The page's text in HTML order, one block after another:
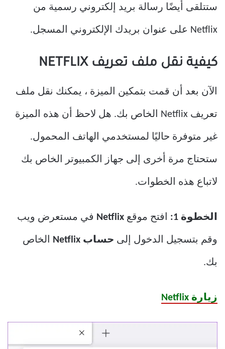
ستتلقى أيضًا رسالة بريد إلكتروني رسمية من
Netflix على عنوان بريدك الإلكتروني المسجل.
كيفية نقل ملف تعريف NETFLIX
الآن بعد أن قمت بتمكين الميزة ، يمكنك نقل ملف
تعريف Netflix الخاص بك. هل لاحظ أن هذه الميزة
غير متوفرة حاليًا لمستخدمي الهاتف المحمول.
ستحتاج مرة أخرى إلى جهاز الكمبيوتر الخاص بك
لاتباع هذه الخطوات.
الخطوة 1: افتح موقع Netflix في مستعرض ويب
وقم بتسجيل الدخول إلى حساب Netflix الخاص
بك.
زيارة Netflix